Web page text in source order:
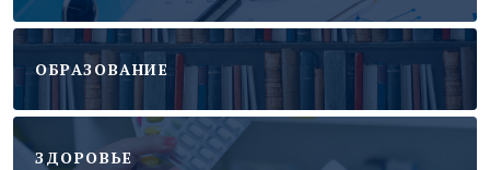
ОБРАЗОВАНИЕ
ЗДОРОВЬЕ